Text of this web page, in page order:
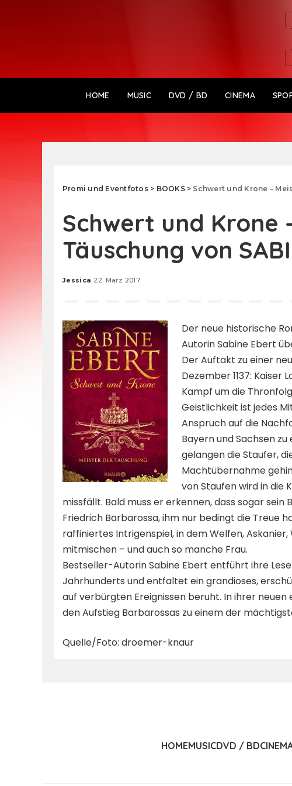
HOME MUSIC DVD / BD CINEMA
Promi und Eventfotos> BOOKS> Schwert und Krone –
Schwert und Krone
Täuschung von
Posted
Jessica 22. März 2017
Der neue historische
Autorin Sabine Ebert
Der Auftakt zu einer
Dezember 1137:
Kampf um die
Geistlichkeit ist jedes
Anspruch auf die
Bayern und Sachsen
gelangen die Staufer,
Machtübernahme
von Staufen wird in die
missfällt. Bald muss er erkennen, dass sogar
Friedrich Barbarossa, ihm nur bedingt die Treue
raffiniertes Intrigenspiel, in dem Welfen,
mitmischen – und auch so manche Frau.
Bestseller-Autorin Sabine Ebert entführt ihre
Jahrhunderts und entfaltet ein grandioses,
auf verbürgten Ereignissen beruht. In ihrer
den Aufstieg Barbarossas zu einem der
Quelle/Foto: droemer-knaur
HOMEMUSICDVD / BD